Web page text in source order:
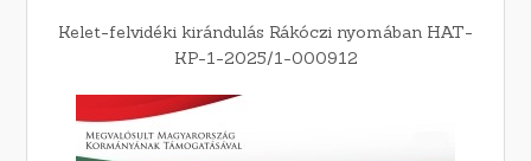
Kelet-felvidéki kirándulás Rákóczi nyomában HAT-
KP-1-2025/1-000912